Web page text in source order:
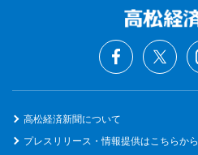
高松経済新聞について
プレスリリース・情報提供はこちらから